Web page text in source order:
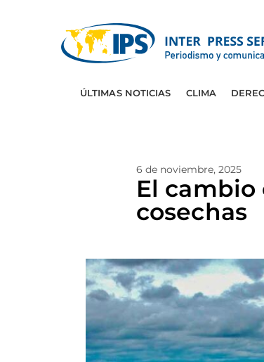
ÚLTIMAS NOTICIAS CLIMA
6 de noviembre, 2025
El
cosechas